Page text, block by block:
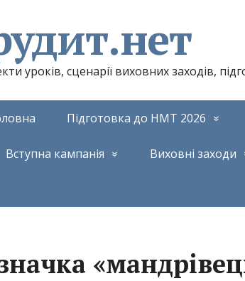
уроків, сценарії виховних заходів,
Підготовка до НМТ 2026
Вступна кампанія Виховні заходи